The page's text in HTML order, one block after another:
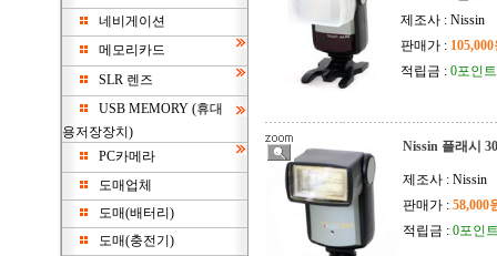
네비게이션
메모리카드
SLR 렌즈
USB MEMORY (휴대
용저장장치)
PC카메라
도매업체
도매(배터리)
도매(충전기)
제조사 : Nissin
판매가 :
적립금 : 0포인트
Nissin 플래시
제조사 : Nissin
판매가 : 58,000
적립금 : 0포인